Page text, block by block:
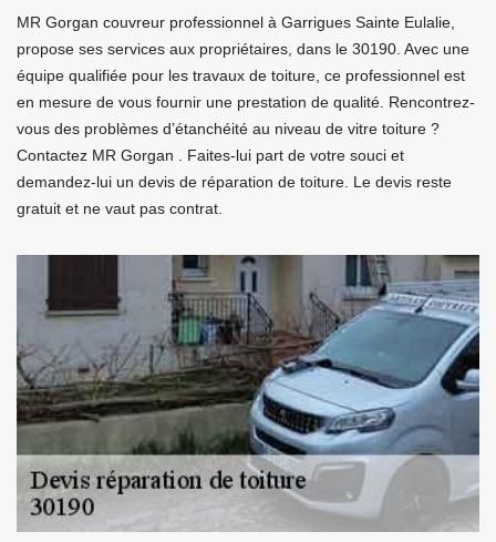
MR Gorgan couvreur professionnel à Garrigues Sainte Eulalie,
propose ses services aux propriétaires, dans le 30190. Avec une
équipe qualifiée pour les travaux de toiture, ce professionnel est
en mesure de vous fournir une prestation de qualité. Rencontrez-
vous des problèmes d’étanchéité au niveau de vitre toiture ?
Contactez MR Gorgan . Faites-lui part de votre souci et
demandez-lui un devis de réparation de toiture. Le devis reste
gratuit et ne vaut pas contrat.